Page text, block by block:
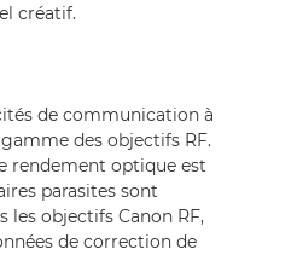
créatif.
de communication à
des objectifs RF.
rendement optique est
parasites sont
objectifs Canon RF,
de correction de